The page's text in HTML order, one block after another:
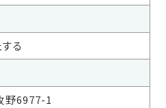
る
野6977-1